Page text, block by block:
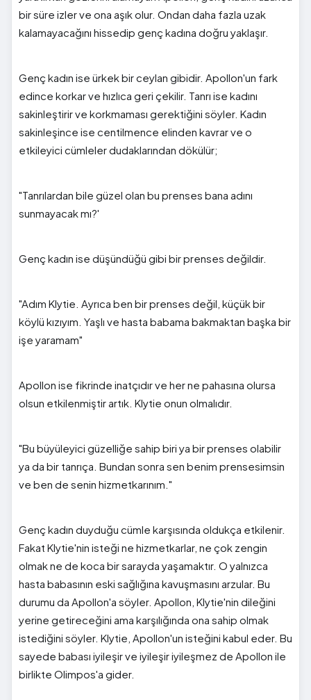
bir süre izler ve ona aşık olur. Ondan daha fazla uzak
kalamayacağını hissedip genç kadına doğru yaklaşır.
Genç kadın ise ürkek bir ceylan gibidir. Apollon'un fark
edince korkar ve hızlıca geri çekilir. Tanrı ise kadını
sakinleştirir ve korkmaması gerektiğini söyler. Kadın
sakinleşince ise centilmence elinden kavrar ve o
etkileyici cümleler dudaklarından dökülür;
"Tanrılardan bile güzel olan bu prenses bana adını
sunmayacak mı?'
Genç kadın ise düşündüğü gibi bir prenses değildir.
"Adım Klytie. Ayrıca ben bir prenses değil, küçük bir
köylü kızıyım. Yaşlı ve hasta babama bakmaktan başka bir
işe yaramam"
Apollon ise fikrinde inatçıdır ve her ne pahasına olursa
olsun etkilenmiştir artık. Klytie onun olmalıdır.
"Bu büyüleyici güzelliğe sahip biri ya bir prenses olabilir
ya da bir tanrıça. Bundan sonra sen benim prensesimsin
ve ben de senin hizmetkarınım."
Genç kadın duyduğu cümle karşısında oldukça etkilenir.
Fakat Klytie'nin isteği ne hizmetkarlar, ne çok zengin
olmak ne de koca bir sarayda yaşamaktır. O yalnızca
hasta babasının eski sağlığına kavuşmasını arzular. Bu
durumu da Apollon'a söyler. Apollon, Klytie'nin dileğini
yerine getireceğini ama karşılığında ona sahip olmak
istediğini söyler. Klytie, Apollon'un isteğini kabul eder. Bu
sayede babası iyileşir ve iyileşir iyileşmez de Apollon ile
birlikte Olimpos'a gider.